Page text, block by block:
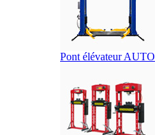
Pont élévateur AUTO